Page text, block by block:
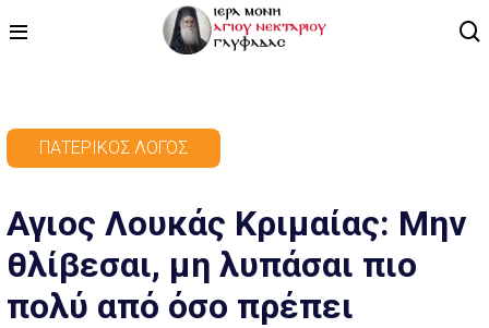
ΠΡΟΓΡΑΜΜΑ
ΒΙΝΤΕΟ
ΑΡΘΡΟΓΡΑΦΙΑ
ΑΓΙΟΛΟΓΙΟ - ΒΙΟΙ ΑΓΙΩΝ
ΠΑΤΕΡΙΚΌΣ ΛΌΓΟΣ
Αγιος Λουκάς Κριμαίας: Μην
θλίβεσαι, μη λυπάσαι πιο
πολύ από όσο πρέπει